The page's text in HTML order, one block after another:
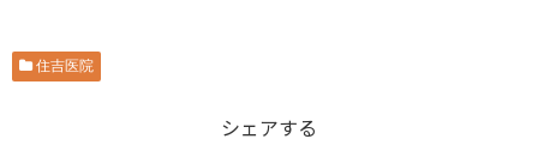
住吉医院
シェアする